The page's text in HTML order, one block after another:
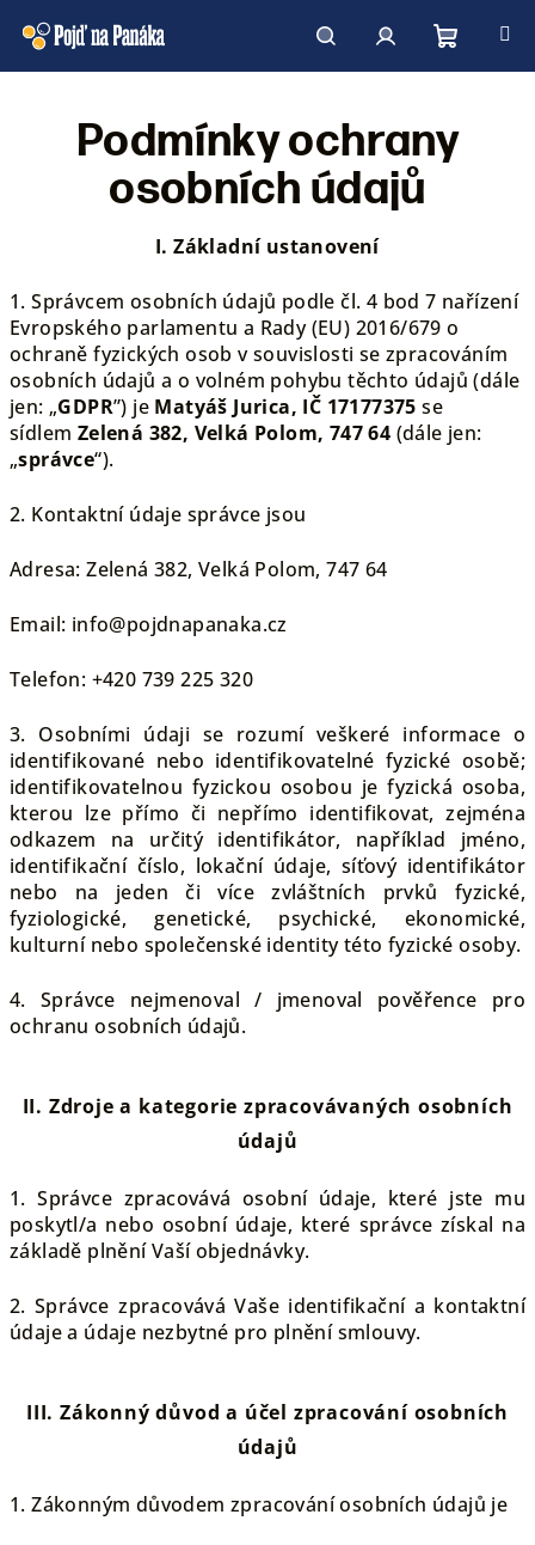
HledatPřihlášeníNákupní
košík
Podmínky ochrany
osobních údajů
I.Základní ustanovení
1. Správcem osobních údajů podle čl. 4 bod 7 nařízení
Evropského parlamentu a Rady (EU) 2016/679 o
ochraně fyzických osob v souvislosti se zpracováním
osobních údajů a o volném pohybu těchto údajů (dále
jen: „GDPR”) je Matyáš Jurica, IČ 17177375 se
sídlem Zelená 382, Velká Polom, 747 64 (dále jen:
„správce“).
2. Kontaktní údaje správce jsou
Adresa: Zelená 382, Velká Polom, 747 64
Email: info@pojdnapanaka.cz
Telefon: +420 739 225 320
3. Osobními údaji se rozumí veškeré informace o
identifikované nebo identifikovatelné fyzické osobě;
identifikovatelnou fyzickou osobou je fyzická osoba,
kterou lze přímo či nepřímo identifikovat, zejména
odkazem na určitý identifikátor, například jméno,
identifikační číslo, lokační údaje, síťový identifikátor
nebo na jeden či více zvláštních prvků fyzické,
fyziologické, genetické, psychické, ekonomické,
kulturní nebo společenské identity této fyzické osoby.
4. Správce nejmenoval / jmenoval pověřence pro
ochranu osobních údajů.
II. Zdroje a kategorie zpracovávaných osobních
údajů
1. Správce zpracovává osobní údaje, které jste mu
poskytl/a nebo osobní údaje, které správce získal na
základě plnění Vaší objednávky.
2. Správce zpracovává Vaše identifikační a kontaktní
údaje a údaje nezbytné pro plnění smlouvy.
III. Zákonný důvod a účel zpracování osobních
údajů
1. Zákonným důvodem zpracování osobních údajů je